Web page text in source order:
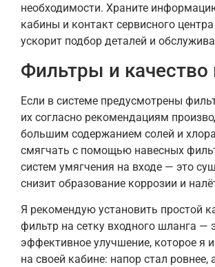
необходимости. Храните
кабины и контакт сервисного
ускорит подбор деталей и
Фильтры и
Если в системе предусмотрены
их согласно рекомендациям
большим содержанием солей и
смягчать с помощью навесных
систем умягчения на входе — это
снизит образование коррозии и
Я рекомендую установить простой
фильтр на сетку входного шланга —
эффективное улучшение, которое я
на своей кабине: напор стал ровнее,